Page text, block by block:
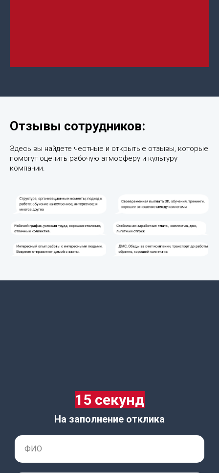
Отзывы сотрудников:
Здесь вы найдете честные и открытые отзывы, которые
помогут оценить рабочую атмосферу и культуру
компании.
15 секунд
На заполнение отклика